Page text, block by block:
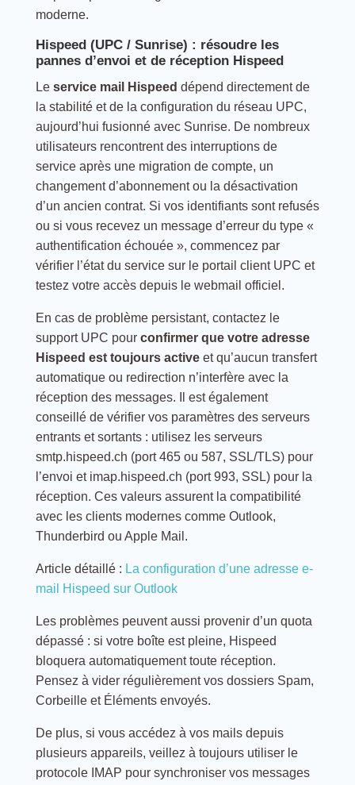
moderne.
Hispeed (UPC / Sunrise) : résoudre les
pannes d’envoi et de réception Hispeed
Le service mail Hispeed dépend directement de
la stabilité et de la configuration du réseau UPC,
aujourd’hui fusionné avec Sunrise. De nombreux
utilisateurs rencontrent des interruptions de
service après une migration de compte, un
changement d’abonnement ou la désactivation
d’un ancien contrat. Si vos identifiants sont refusés
ou si vous recevez un message d’erreur du type «
authentification échouée », commencez par
vérifier l’état du service sur le portail client UPC et
testez votre accès depuis le webmail officiel.
En cas de problème persistant, contactez le
support UPC pour confirmer que votre adresse
Hispeed est toujours activeet qu’aucun transfert
automatique ou redirection n’interfère avec la
réception des messages. Il est également
conseillé de vérifier vos paramètres des serveurs
entrants et sortants : utilisez les serveurs
smtp.hispeed.ch (port 465 ou 587, SSL/TLS) pour
l’envoi et imap.hispeed.ch (port 993, SSL) pour la
réception. Ces valeurs assurent la compatibilité
avec les clients modernes comme Outlook,
Thunderbird ou Apple Mail.
Article détaillé : La configuration d’une adresse e-
mail Hispeed sur Outlook
Les problèmes peuvent aussi provenir d’un quota
dépassé : si votre boîte est pleine, Hispeed
bloquera automatiquement toute réception.
Pensez à vider régulièrement vos dossiers Spam,
Corbeille et Éléments envoyés.
De plus, si vous accédez à vos mails depuis
plusieurs appareils, veillez à toujours utiliser le
protocole IMAP pour synchroniser vos messages